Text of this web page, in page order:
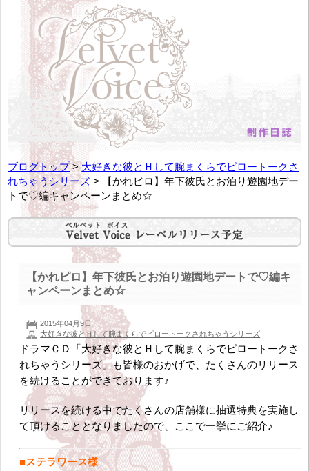
ブログトップ>大好きな彼とＨして腕まくらでピロートークさ
れちゃうシリーズ > 【かれピロ】年下彼氏とお泊り遊園地デー
トで♡編キャンペーンまとめ☆
【かれピロ】年下彼氏とお泊り遊園地デートで♡編キ
ャンペーンまとめ☆
2015年04月9日
大好きな彼とＨして腕まくらでピロートークされちゃうシリーズ
ドラマＣＤ「大好きな彼とＨして腕まくらでピロートークさ
れちゃうシリーズ」も皆様のおかげで、たくさんのリリース
を続けることができております♪
リリースを続ける中でたくさんの店舗様に抽選特典を実施し
て頂けることとなりましたので、ここで一挙にご紹介♪
■ステラワース様